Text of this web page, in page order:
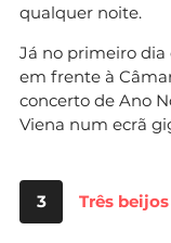
qualquer noite.
Já no primeiro
em frente à
concerto de Ano
Viena num ecrã
3 Três